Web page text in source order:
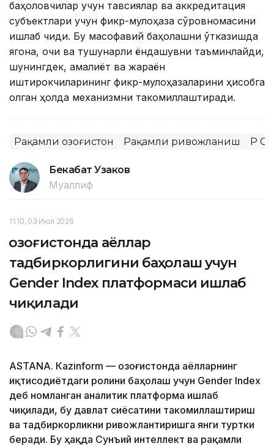
баҳоловчилар учун тавсиялар ва аккредитация
субъектлари учун фикр-мулоҳаза сўровномасини
ишлаб чиқди. Бу масофавий баҳолашни ўтказишда
ягона, очиқ ва тушунарли ёндашувни таъминлайди,
шунингдек, амалиёт ва жараён
иштирокчиларининг фикр-мулоҳазаларини ҳисобга
олган ҳолда механизмни такомиллаштиради.
Рақамли Қозоғистон Рақамли ривожланиш ҚР
Бекабат Узаков
Муаллиф
11:10, 03 Июл 2026
Қозоғистонда аёллар
тадбиркорлигини баҳолаш учун
Gender Index платформаси ишлаб
чиқилади
ASTANА. Кazinform — Қозоғистонда аёлларнинг
иқтисодиётдаги ролини баҳолаш учун Gender Index
деб номланган аналитик платформа ишлаб
чиқилади, бу давлат сиёсатини такомиллаштириш
ва тадбиркорликни ривожлантиришга янги туртки
беради. Бу ҳақда Сунъий интеллект ва рақамли